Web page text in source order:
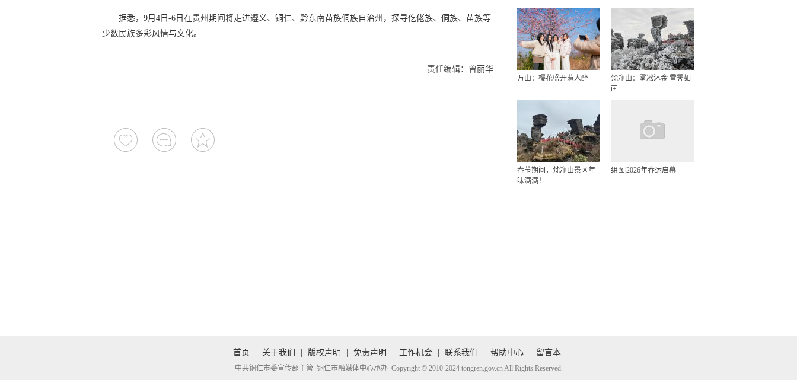
据悉，9月4日-6日在贵州期间将走进遵义、铜仁、黔东南苗族侗族自治州，探寻仡佬族、侗族、苗族等
少数民族多彩风情与文化。
责任编辑：曾丽华
万山：樱花盛开惹人醉
梵净山：雾凇沐金 雪霁如
画
春节期间，梵净山景区年
味满满！
组图|2026年春运启幕
首页 关于我们 版权声明 免责声明 工作机会 联系我们 帮助中心 留言本
中共铜仁市委宣传部主管 铜仁市融媒体中心承办 Copyright © 2010-2024 tongren.gov.cn All Rights Reserved.